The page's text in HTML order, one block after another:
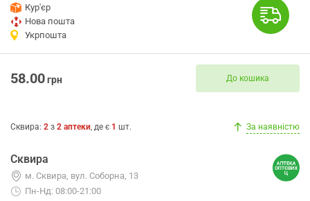
Кур'єр
Нова пошта
Укрпошта
58.00грн До кошика
Сквира: 2 з 2 аптеки, де є 1 шт. За наявністю
Сквира
м. Сквира, вул. Соборна, 13
Пн-Нд: 08:00-21:00